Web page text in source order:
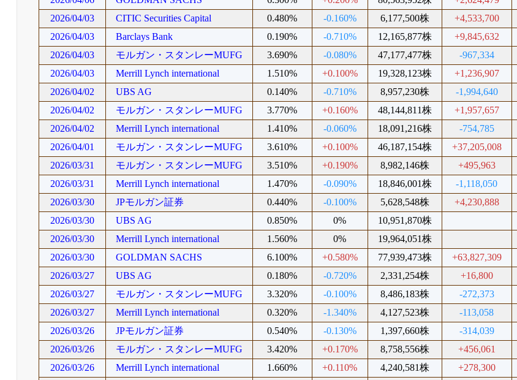
2026/04/03
CITIC Securities Capital 0.480% -0.160% 6,177,500株 +4,533,700
2026/04/03
Barclays Bank 0.190% -0.710% 12,165,877株 +9,845,632
2026/04/03
モルガン・スタンレーMUFG 3.690% -0.080% 47,177,477株
-967,334
2026/04/03
Merrill Lynch international 1.510% +0.100% 19,328,123株
+1,236,907
2026/04/02
UBS AG 0.140% -0.710% 8,957,230株 -1,994,640
2026/04/02
モルガン・スタンレーMUFG 3.770% +0.160% 48,144,811株
+1,957,657
2026/04/02
Merrill Lynch international 1.410% -0.060% 18,091,216株
-754,785
2026/04/01
モルガン・スタンレーMUFG 3.610% +0.100% 46,187,154株
+37,205,008
2026/03/31
モルガン・スタンレーMUFG 3.510% +0.190% 8,982,146株
+495,963
2026/03/31
Merrill Lynch international 1.470% -0.090% 18,846,001株
-1,118,050
2026/03/30
JPモルガン証券 0.440% -0.100% 5,628,548株 +4,230,888
2026/03/30
UBS AG 0.850% 0% 10,951,870株
2026/03/30
Merrill Lynch international 1.560% 0% 19,964,051株
2026/03/30
GOLDMAN SACHS 6.100% +0.580% 77,939,473株
+63,827,309
2026/03/27
UBS AG 0.180% -0.720% 2,331,254株 +16,800
2026/03/27
モルガン・スタンレーMUFG 3.320% -0.100% 8,486,183株
-272,373
2026/03/27
Merrill Lynch international 0.320% -1.340% 4,127,523株 -113,058
2026/03/26
JPモルガン証券 0.540% -0.130% 1,397,660株
-314,039
2026/03/26
モルガン・スタンレーMUFG 3.420% +0.170% 8,758,556株
+456,061
2026/03/26
Merrill Lynch international 1.660% +0.110% 4,240,581株
+278,300